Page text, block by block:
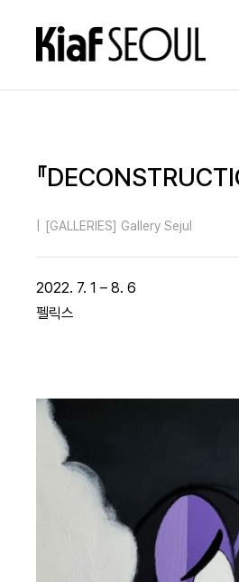
『
[GALLERIES] Gallery Sejul
2022. 7. 1 – 8. 6
펠릭스